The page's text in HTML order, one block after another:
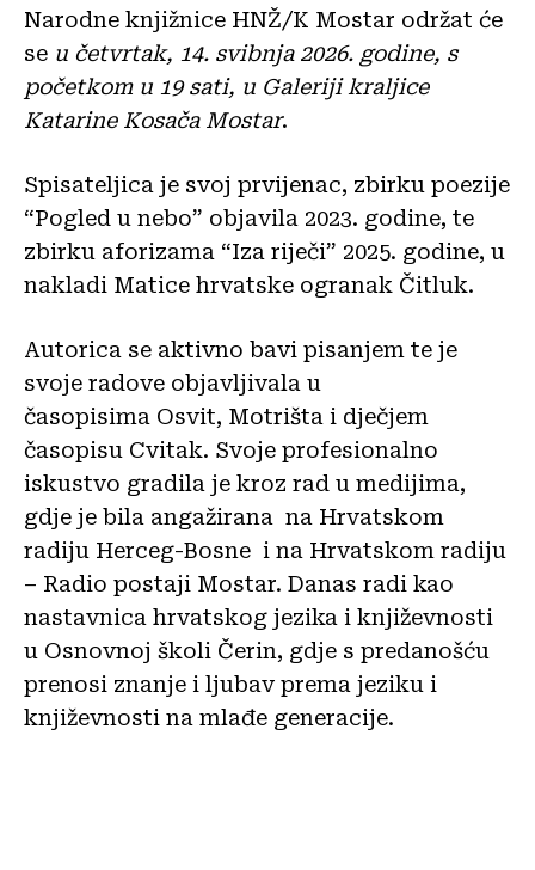
Narodne knjižnice HNŽ/K Mostar održat će
se u četvrtak, 14. svibnja 2026. godine, s
početkom u 19 sati, u Galeriji kraljice
Katarine Kosača Mostar.
Spisateljica je svoj prvijenac, zbirku poezije
“Pogled u nebo” objavila 2023. godine, te
zbirku aforizama “Iza riječi” 2025. godine, u
nakladi Matice hrvatske ogranak Čitluk.
Autorica se aktivno bavi pisanjem te je
svoje radove objavljivala u
časopisima Osvit, Motrišta i dječjem
časopisu Cvitak. Svoje profesionalno
iskustvo gradila je kroz rad u medijima,
gdje je bila angažirana na Hrvatskom
radiju Herceg-Bosne i na Hrvatskom radiju
– Radio postaji Mostar. Danas radi kao
nastavnica hrvatskog jezika i književnosti
u Osnovnoj školi Čerin, gdje s predanošću
prenosi znanje i ljubav prema jeziku i
književnosti na mlađe generacije.